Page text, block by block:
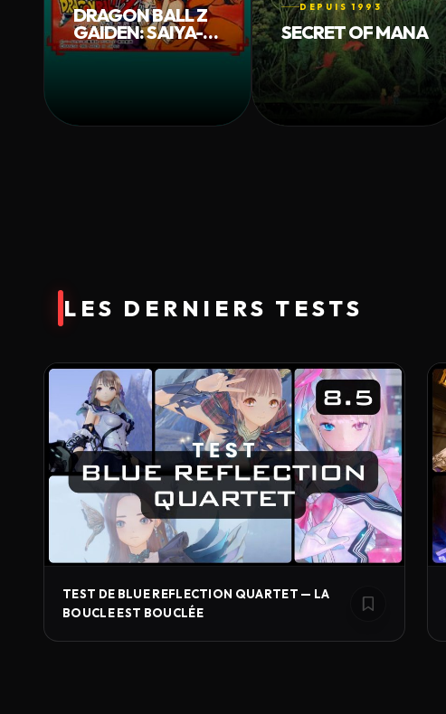
DRAGON BALL Z
GAIDEN: SAIYA-
JIN ZETSUMETSU
DEPUIS 1993
SECRET OF MANA
LES DERNIERS TESTS
TEST DE BLUE REFLECTION QUARTET — LA
BOUCLE EST BOUCLÉE